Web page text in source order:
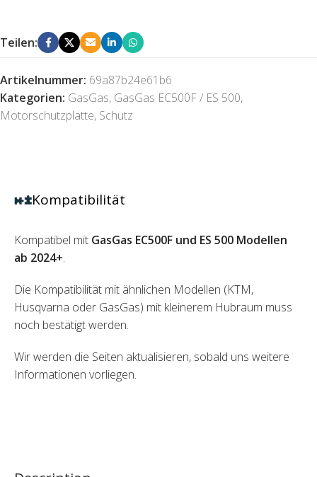
Teilen:
Artikelnummer: 69a87b24e61b6
Kategorien: GasGas, GasGas EC500F / ES 500,
Motorschutzplatte, Schutz
Kompatibilität
Kompatibel mit GasGas EC500F und ES 500 Modellen
ab 2024+.
Die Kompatibilität mit ähnlichen Modellen (KTM,
Husqvarna oder GasGas) mit kleinerem Hubraum muss
noch bestätigt werden.
Wir werden die Seiten aktualisieren, sobald uns weitere
Informationen vorliegen.